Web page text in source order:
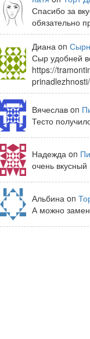
Спасибо за
обязательно
Диана on
Сыр удобней
https://
Вячеслав on
Тесто
Надежда on
очень вкусный
Альбина on
А можно